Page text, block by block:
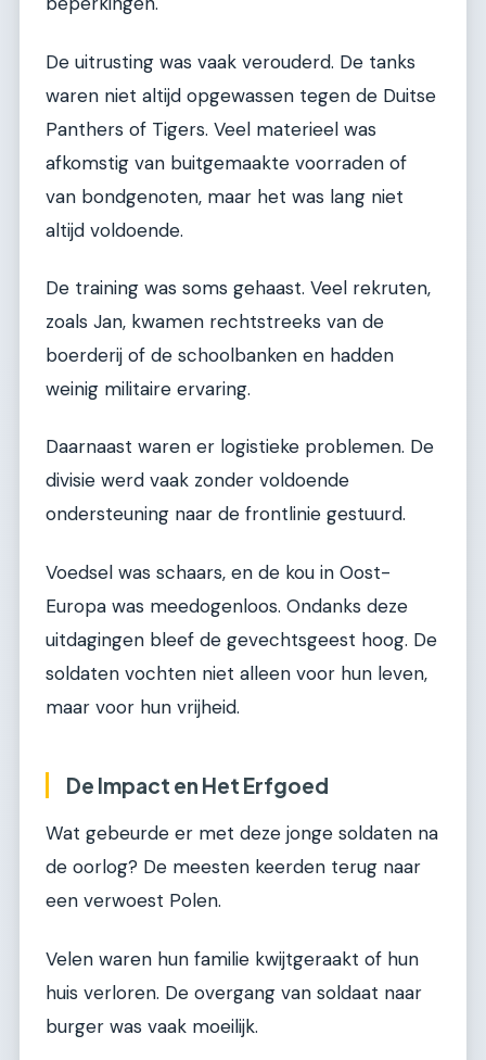
De uitrusting was vaak verouderd. De tanks
waren niet altijd opgewassen tegen de Duitse
Panthers of Tigers. Veel materieel was
afkomstig van buitgemaakte voorraden of
van bondgenoten, maar het was lang niet
altijd voldoende.
De training was soms gehaast. Veel rekruten,
zoals Jan, kwamen rechtstreeks van de
boerderij of de schoolbanken en hadden
weinig militaire ervaring.
Daarnaast waren er logistieke problemen. De
divisie werd vaak zonder voldoende
ondersteuning naar de frontlinie gestuurd.
Voedsel was schaars, en de kou in Oost-
Europa was meedogenloos. Ondanks deze
uitdagingen bleef de gevechtsgeest hoog. De
soldaten vochten niet alleen voor hun leven,
maar voor hun vrijheid.
De Impact en Het Erfgoed
Wat gebeurde er met deze jonge soldaten na
de oorlog? De meesten keerden terug naar
een verwoest Polen.
Velen waren hun familie kwijtgeraakt of hun
huis verloren. De overgang van soldaat naar
burger was vaak moeilijk.